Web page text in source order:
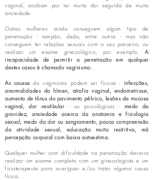
vaginal, acabam por ter muita dor seguida de muita
ansiedade.
Outras mulheres ainda conseguem algum tipo de
penetração - tampão, dedo, entre outros - mas não
conseguem ter relações sexuais com o seu parceiro, ou
realizar um exame ginecológico, por exemplo.A
incapacidade de permitir a penetração em qualquer
destes casos é chamado vaginismo.
As causas do vaginismo podem ser físicas - infecções,
anormalidades do hímen, atrofia vaginal, endometriose,
aumento de tónus do pavimento pélvico, lesões da mucosa
vaginal, dor vestibular- ou psicológicas - medo da
gravidez, ansiedade acerca da anatomia e fisiologia
sexual, medo da dor ou sangramento, pouca compreensão
da atividade sexual, educação muito restritiva, má
percepção corporal com baixa autoestima.
Qualquer mulher com dificuldade na penetração deveria
realizar um exame completo com um ginecologista e um
fisioterapeuta para averiguar e/ou tratar alguma causa
física.